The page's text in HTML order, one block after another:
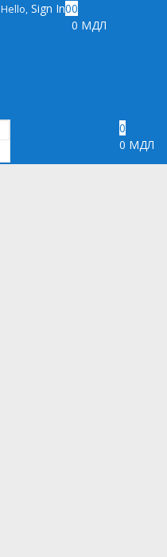
Hello, Sign In00
0 МДЛ
0
0 МДЛ